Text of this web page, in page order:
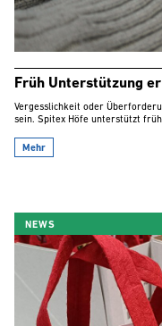
Früh Unterstützung
Vergesslichkeit oder
sein. Spitex Höfe unterstützt
Mehr
NEWS